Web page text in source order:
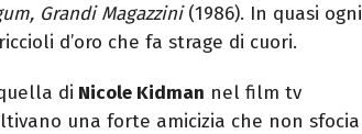
Grandi Magazzini(1986). In quasi ogni
d’oro che fa strage di cuori.
di Nicole Kidman nel film tv
una forte amicizia che non sfocia